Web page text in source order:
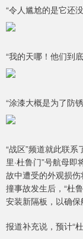
“令人尴尬的是它还
“我的天哪！他们到
“涂漆大概是为了防
“战区”频道就此联
里·杜鲁门”号航母
故中遭受的外观损
撞事故发生后，“杜
安装新隔板，以确保
报道补充说，预计“